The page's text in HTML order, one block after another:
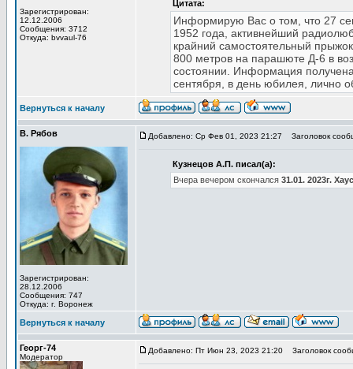
Зарегистрирован:
12.12.2006
Сообщения: 3712
Откуда: bvvaul-76
Цитата:
Информирую Вас о том, что 27
1952 года, активнейший
крайний самостоятельный
800 метров на парашюте Д-6 в
состоянии. Информация
сентября, в день юбилея, лично
Вернуться к началу
В. Рябов
Зарегистрирован:
28.12.2006
Сообщения: 747
Откуда: г. Воронеж
Добавлено: Ср Фев 01, 2023 21:27 Заголовок
Кузнецов А.П. писал(а):
Вчера вечером скончался 31.01. 2023г.
Вернуться к началу
Георг-74
Модератор
Добавлено: Пт Июн 23, 2023 21:20 Заголовок